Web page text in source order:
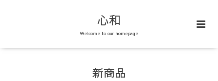
心和
Welcome to our homepage
新商品